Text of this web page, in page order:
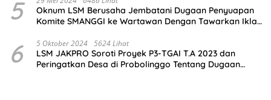
5
Oknum LSM Berusaha Jembatani Dugaan Penyuapan
Komite SMANGGI ke Wartawan Dengan Tawarkan Iklan
6 5 Oktober 2024 5624 Lihat
LSM JAKPRO Soroti Proyek P3-TGAI T.A 2023 dan
Peringatkan Desa di Probolinggo Tentang Dugaan